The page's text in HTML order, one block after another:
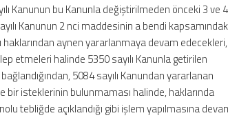
Kanunun bu Kanunla değiştirilmeden önceki 3 ve
Kanunun 2 nci maddesinin a bendi
aynen yararlanmaya devam edecekleri,
etmeleri halinde 5350 sayılı Kanunla getirilen
5084 sayılı Kanundan yararlanan
bir isteklerinin bulunmaması halinde, haklarında
tebliğde açıklandığı gibi işlem yapılmasına